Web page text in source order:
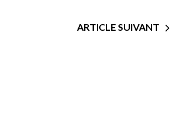
ARTICLE SUIVANT